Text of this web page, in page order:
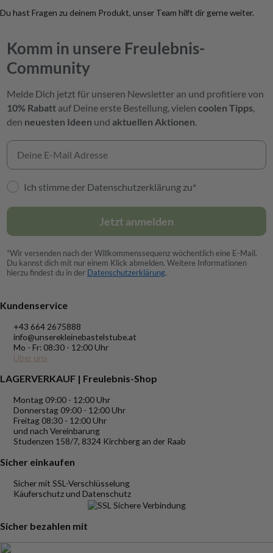
Du hast Fragen zu deinem Produkt, unser Team hilft dir gerne weiter.
Komm in unsere Freulebnis-
Community
Melde Dich jetzt für unseren Newsletter an und profitiere von
10% Rabatt auf Deine erste Bestellung,vielen coolen Tipps,
den neuesten Ideen und aktuellen Aktionen.
Ich stimme der Datenschutzerklärung zu*
Jetzt anmelden
*Wir versenden nach der Willkommenssequenz wöchentlich eine E-Mail.
Du kannst dich mit nur einem Klick abmelden. Weitere Informationen
hierzu findest du in der Datenschutzerklärung.
Kundenservice
+43 664 2675888
info@unserekleinebastelstube.at
Mo - Fr: 08:30 - 12:00 Uhr
Über uns
LAGERVERKAUF | Freulebnis-Shop
Montag 09:00 - 12:00 Uhr
Donnerstag 09:00 - 12:00 Uhr
Freitag 08:30 - 12:00 Uhr
und nach Vereinbarung
Studenzen 158/7, 8324 Kirchberg an der Raab
Sicher einkaufen
Sicher mit SSL-Verschlüsselung
Käuferschutz und Datenschutz
Sicher bezahlen mit